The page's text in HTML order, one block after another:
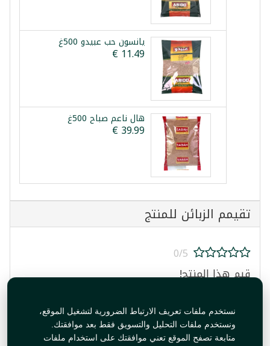
نستخدم ملفات تعريف الارتباط الضرورية لتشغيل الموقع،
ونستخدم ملفات التحليل والتسويق فقط بعد موافقتك.
متابعة تصفح الموقع تعني موافقتك على استخدام ملفات
يانسون حب عبيدو 500غ
هال ناعم صباح 500غ
تقيمم الزبائن للمنتج
0/5
قيم هذا المنتج!